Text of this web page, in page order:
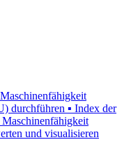
durchführen ▪ Index der
und visualisieren